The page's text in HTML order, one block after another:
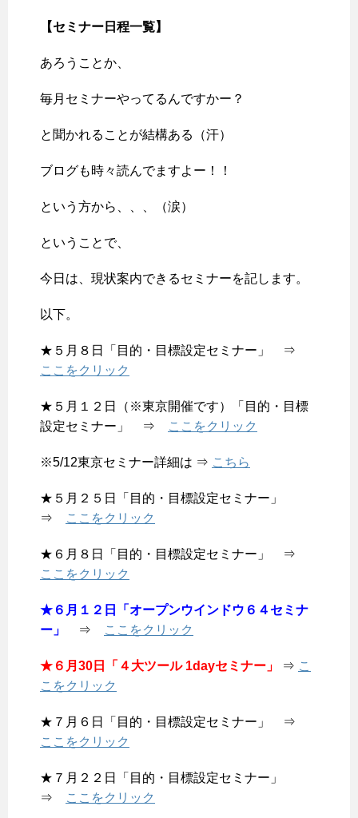
【セミナー日程一覧】
あろうことか、
毎月セミナーやってるんですかー？
と聞かれることが結構ある（汗）
ブログも時々読んでますよー！！
という方から、、、（涙）
ということで、
今日は、現状案内できるセミナーを記します。
以下。
★５月８日「目的・目標設定セミナー」 ⇒
ここをクリック
★５月１２日（※東京開催です）「目的・目標
設定セミナー」 ⇒
ここをクリック
※5/12東京セミナー詳細は ⇒ こちら
★５月２５日「目的・目標設定セミナー」
⇒
ここをクリック
★６月８日「目的・目標設定セミナー」 ⇒
ここをクリック
★６月１２日「オープンウインドウ６４セミナ
ー」
⇒ ここをクリック
★６月30日「４大ツール 1dayセミナー」 ⇒ こ
こをクリック
★７月６日「目的・目標設定セミナー」 ⇒
ここをクリック
★７月２２日「目的・目標設定セミナー」
⇒
ここをクリック